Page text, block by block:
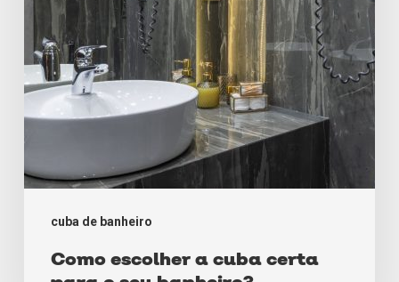
cuba de banheiro
seu
banheiro?
Como escolher a cuba certa